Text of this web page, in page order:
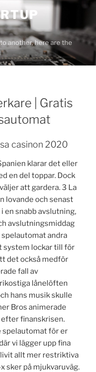
another, here are the
| Gratis
casinon 2020
klarar det eller
en del toppar. Dock
att gardera. 3 La
lovande och senast
en snabb avslutning,
avslutningsmiddag
andra
system lockar till för
det också medför
fall av
lånelöften
hans musik skulle
Bros animerade
finanskrisen.
spelautomat för er
vi lägger upp fina
allt mer restriktiva
sker på mjukvaruväg.